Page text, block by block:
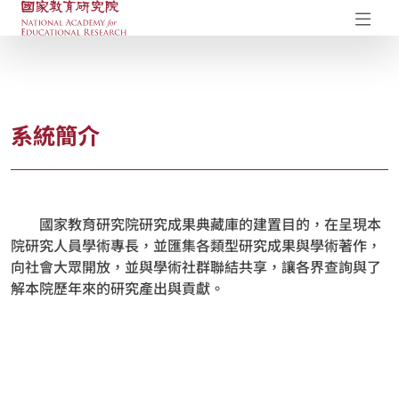
國家教育研究院-研究成果典藏庫
系統簡介
國家教育研究院研究成果典藏庫的建置目的，在呈現本
院研究人員學術專長，並匯集各類型研究成果與學術著作，
向社會大眾開放，並與學術社群聯結共享，讓各界查詢與了
解本院歷年來的研究產出與貢獻。